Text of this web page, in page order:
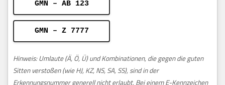
GMN – AB 123
GMN – Z 7777
Hinweis: Umlaute (Ä, Ö, Ü) und Kombinationen, die gegen die guten
Sitten verstoßen (wie HJ, KZ, NS, SA, SS), sind in der
Erkennungsnummer generell nicht erlaubt. Bei einem E-Kennzeichen